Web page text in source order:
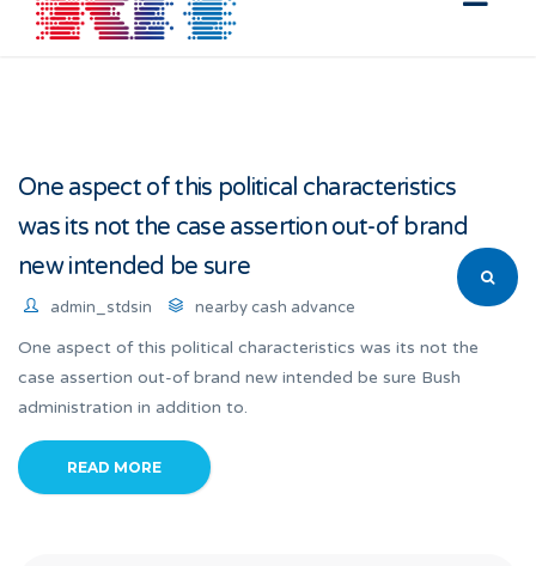
One aspect of this political characteristics
was its not the case assertion out-of brand
new intended be sure
admin_stdsin nearby cash advance
One aspect of this political characteristics was its not the
case assertion out-of brand new intended be sure Bush
administration in addition to.
READ MORE